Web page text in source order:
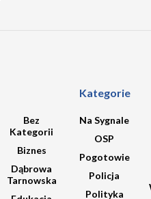
Kategorie
Bez
Kategorii
Biznes
Dąbrowa
Tarnowska
Na Sygnale
OSP
Pogotowie
Policja
Polityka